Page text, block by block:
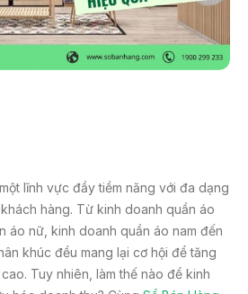
lĩnh vực đầy tiềm năng với đa dạng
hàng. Từ kinh doanh quần áo
áo nữ, kinh doanh quần áo nam đến
khúc đều mang lại cơ hội để tăng
Tuy nhiên, làm thế nào để kinh